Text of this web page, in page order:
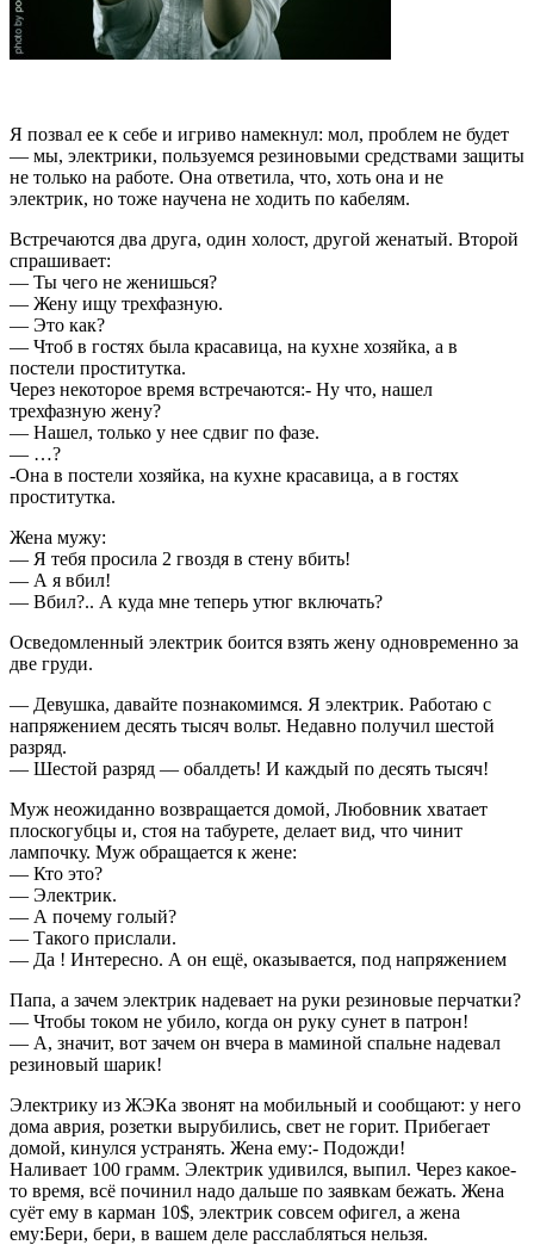
Я позвал ее к себе и игриво намекнул: мол, проблем не будет
— мы, электрики, пользуемся резиновыми средствами защиты
не только на работе. Она ответила, что, хоть она и не
электрик, но тоже научена не ходить по кабелям.
Встречаются два друга, один холост, другой женатый. Второй
спрашивает:
— Ты чего не женишься?
— Жену ищу трехфазную.
— Это как?
— Чтоб в гостях была красавица, на кухне хозяйка, а в
постели проститутка.
Через некоторое время встречаются:- Ну что, нашел
трехфазную жену?
— Нашел, только у нее сдвиг по фазе.
— …?
-Она в постели хозяйка, на кухне красавица, а в гостях
проститутка.
Жена мужу:
— Я тебя просила 2 гвоздя в стену вбить!
— А я вбил!
— Вбил?.. А куда мне теперь утюг включать?
Осведомленный электрик боится взять жену одновременно за
две груди.
— Девушка, давайте познакомимся. Я электрик. Работаю с
напряжением десять тысяч вольт. Недавно получил шестой
разряд.
— Шестой разряд — обалдеть! И каждый по десять тысяч!
Муж неожиданно возвращается домой, Любовник хватает
плоскогубцы и, стоя на табурете, делает вид, что чинит
лампочку. Муж обращается к жене:
— Кто это?
— Электрик.
— А почему голый?
— Такого прислали.
— Да ! Интересно. А он ещё, оказывается, под напряжением
Папа, а зачем электрик надевает на руки резиновые перчатки?
— Чтобы током не убило, когда он руку сунет в патрон!
— А, значит, вот зачем он вчера в маминой спальне надевал
резиновый шарик!
Электрику из ЖЭКа звонят на мобильный и сообщают: у него
дома аврия, розетки вырубились, свет не горит. Прибегает
домой, кинулся устранять. Жена ему:- Подожди!
Наливает 100 грамм. Электрик удивился, выпил. Через какое-
то время, всё починил надо дальше по заявкам бежать. Жена
суёт ему в карман 10$, электрик совсем офигел, а жена
ему:Бери, бери, в вашем деле расслабляться нельзя.